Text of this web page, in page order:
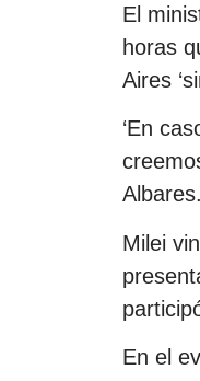
El
horas
Aires
‘En
Albares.
Milei
En el